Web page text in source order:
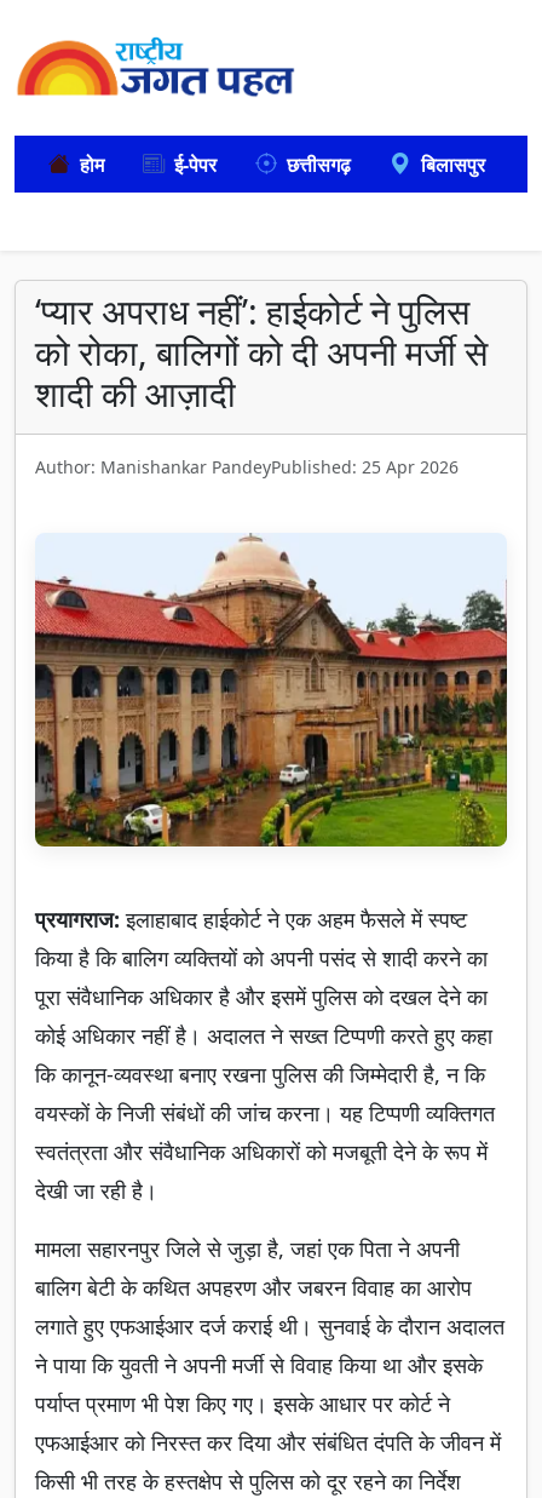
होम ई-पेपर छत्तीसगढ़ बिलासपुर
‘प्यार अपराध नहीं’: हाईकोर्ट ने पुलिस
को रोका, बालिगों को दी अपनी मर्जी से
शादी की आज़ादी
Author: Manishankar PandeyPublished: 25 Apr 2026
प्रयागराज:इलाहाबाद हाईकोर्ट ने एक अहम फैसले में स्पष्ट
किया है कि बालिग व्यक्तियों को अपनी पसंद से शादी करने का
पूरा संवैधानिक अधिकार है और इसमें पुलिस को दखल देने का
कोई अधिकार नहीं है। अदालत ने सख्त टिप्पणी करते हुए कहा
कि कानून-व्यवस्था बनाए रखना पुलिस की जिम्मेदारी है, न कि
वयस्कों के निजी संबंधों की जांच करना। यह टिप्पणी व्यक्तिगत
स्वतंत्रता और संवैधानिक अधिकारों को मजबूती देने के रूप में
देखी जा रही है।
मामला सहारनपुर जिले से जुड़ा है, जहां एक पिता ने अपनी
बालिग बेटी के कथित अपहरण और जबरन विवाह का आरोप
लगाते हुए एफआईआर दर्ज कराई थी। सुनवाई के दौरान अदालत
ने पाया कि युवती ने अपनी मर्जी से विवाह किया था और इसके
पर्याप्त प्रमाण भी पेश किए गए। इसके आधार पर कोर्ट ने
एफआईआर को निरस्त कर दिया और संबंधित दंपति के जीवन में
किसी भी तरह के हस्तक्षेप से पुलिस को दूर रहने का निर्देश